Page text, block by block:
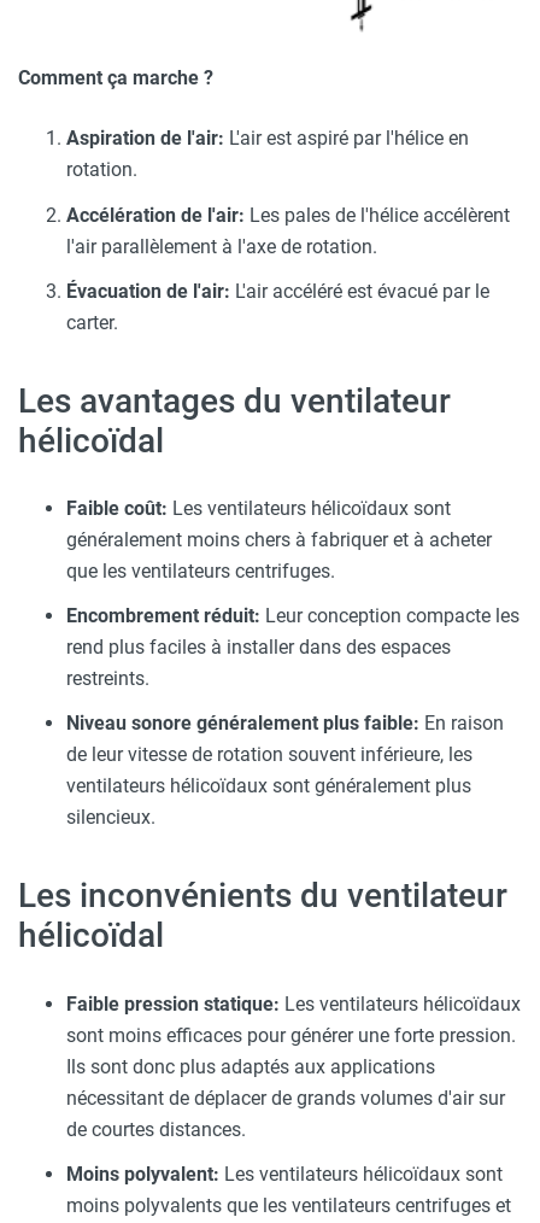
Comment ça marche ?
Aspiration de l'air: L'air est aspiré par l'hélice en
rotation.
Accélération de l'air: Les pales de l'hélice accélèrent
l'air parallèlement à l'axe de rotation.
Évacuation de l'air: L'air accéléré est évacué par le
carter.
Les avantages du ventilateur
hélicoïdal
Faible coût: Les ventilateurs hélicoïdaux sont
généralement moins chers à fabriquer et à acheter
que les ventilateurs centrifuges.
Encombrement réduit: Leur conception compacte les
rend plus faciles à installer dans des espaces
restreints.
Niveau sonore généralement plus faible: En raison
de leur vitesse de rotation souvent inférieure, les
ventilateurs hélicoïdaux sont généralement plus
silencieux.
Les inconvénients du ventilateur
hélicoïdal
Faible pression statique: Les ventilateurs hélicoïdaux
sont moins efficaces pour générer une forte pression.
Ils sont donc plus adaptés aux applications
nécessitant de déplacer de grands volumes d'air sur
de courtes distances.
Moins polyvalent: Les ventilateurs hélicoïdaux sont
moins polyvalents que les ventilateurs centrifuges et